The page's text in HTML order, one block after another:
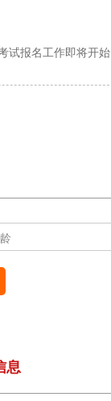
试报名工作即将开始
息